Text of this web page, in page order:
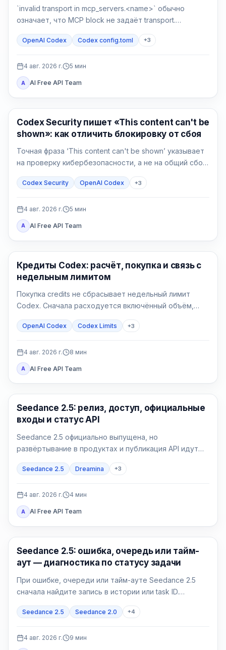
`invalid transport in mcp_servers.<name>` обычно
означает, что MCP block не задаёт transport.
отдельно проверьте разбор и соединение.
OpenAI Codex Codex config.toml +3
4 авг. 2026 г. 5 мин
A AI Free API Team
OpenAI Codex
Codex Security пишет «This content can't be
shown»: как отличить блокировку от сбоя
Точная фраза ‘This content can't be shown’ указывает
на проверку кибербезопасности, а не на общий сбой
авторизацию и сузьте защитную задачу.
Codex Security OpenAI Codex +3
4 авг. 2026 г. 5 мин
A AI Free API Team
AI Development Tools
Кредиты Codex: расчёт, покупка и связь с
недельным лимитом
Покупка credits не сбрасывает недельный лимит
Codex. Сначала расходуется включённый объём,
доступные кредиты.
OpenAI Codex Codex Limits +3
4 авг. 2026 г. 8 мин
A AI Free API Team
AI Video Generation
Seedance 2.5: релиз, доступ, официальные
входы и статус API
Seedance 2.5 официально выпущена, но
развёртывание в продуктах и публикация API идут
аккаунте и полный контракт своего провайдера.
Seedance 2.5 Dreamina +3
4 авг. 2026 г. 4 мин
A AI Free API Team
ИИ-видео
Seedance 2.5: ошибка, очередь или тайм-
аут — диагностика по статусу задачи
При ошибке, очереди или тайм-ауте Seedance 2.5
сначала найдите запись в истории или task ID.
дублировать; failed и expired требуют точного кода.
Seedance 2.5 Seedance 2.0 +4
4 авг. 2026 г. 9 мин